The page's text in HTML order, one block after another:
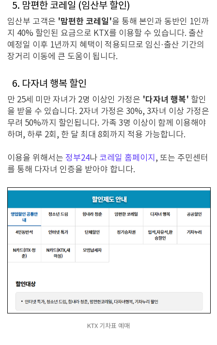
5. 맘편한 코레일 (임산부 할인)
임산부 고객은 '맘편한 코레일'을 통해 본인과 동반인 1인까
지 40% 할인된 요금으로 KTX를 이용할 수 있습니다. 출산
예정일 이후 1년까지 혜택이 적용되므로 임신·출산 기간의
장거리 이동에 큰 도움이 됩니다.
6. 다자녀 행복 할인
만 25세 미만 자녀가 2명 이상인 가정은 '다자녀 행복' 할인
을 받을 수 있습니다. 2자녀 가정은 30%, 3자녀 이상 가정은
무려 50%까지 할인됩니다. 가족 3명 이상이 함께 이용해야
하며, 하루 2회, 한 달 최대 8회까지 적용 가능합니다.
이용을 위해서는 정부24나 코레일 홈페이지 , 또는 주민센터
를 통해 다자녀 인증을 받아야 합니다.
KTX 기차표 예매